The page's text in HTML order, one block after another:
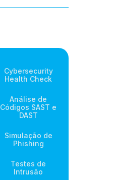
Cybersecurity
Health Check
Análise de
Códigos SAST e
DAST
Simulação de
Phishing
Testes de
Intrusão